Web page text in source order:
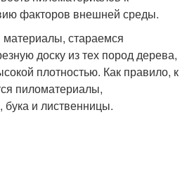
факторов внешней среды.
материалы, стараемся
доску из тех пород дерева,
плотностью. Как правило, к
пиломатериалы,
бука и лиственницы.